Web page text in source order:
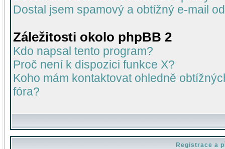
Dostal jsem spamový a obtížný e-mail
Záležitosti okolo phpBB 2
Kdo napsal tento program?
Proč není k dispozici funkce X?
Koho mám kontaktovat ohledně
fóra?
Registrace a